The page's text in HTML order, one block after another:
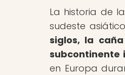
La historia de
sudeste
siglos, la
subcontinente
en Europa